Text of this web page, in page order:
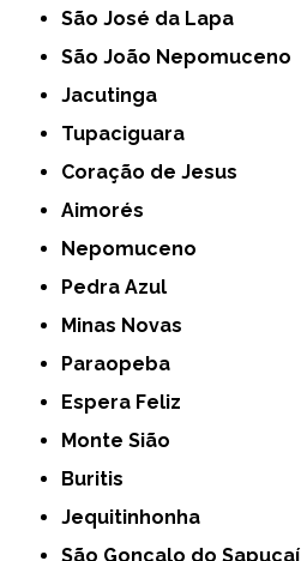
São José da Lapa
São João Nepomuceno
Jacutinga
Tupaciguara
Coração de Jesus
Aimorés
Nepomuceno
Pedra Azul
Minas Novas
Paraopeba
Espera Feliz
Monte Sião
Buritis
Jequitinhonha
São Gonçalo do Sapucaí